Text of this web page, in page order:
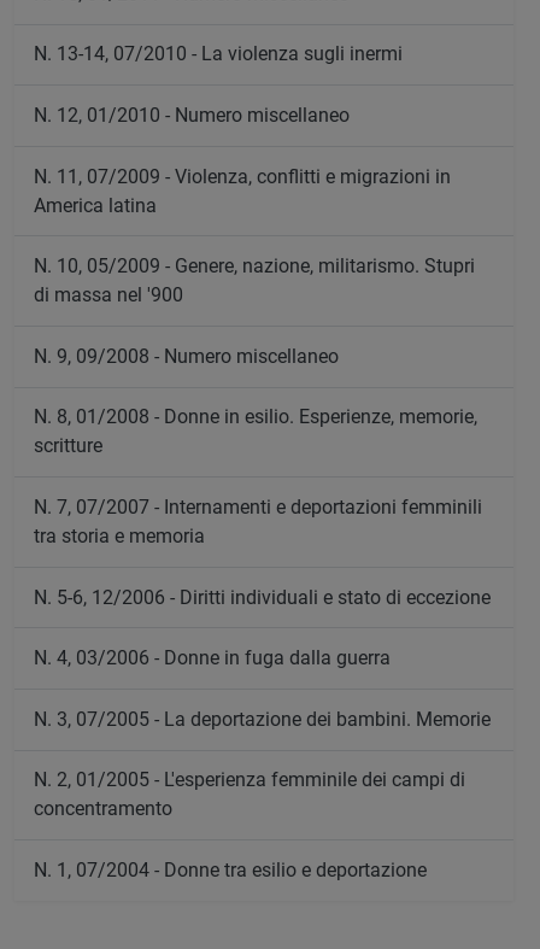
N. 13-14, 07/2010 - La violenza sugli inermi
N. 12, 01/2010 - Numero miscellaneo
N. 11, 07/2009 - Violenza, conflitti e migrazioni in
America latina
N. 10, 05/2009 - Genere, nazione, militarismo. Stupri
di massa nel '900
N. 9, 09/2008 - Numero miscellaneo
N. 8, 01/2008 - Donne in esilio. Esperienze, memorie,
scritture
N. 7, 07/2007 - Internamenti e deportazioni femminili
tra storia e memoria
N. 5-6, 12/2006 - Diritti individuali e stato di eccezione
N. 4, 03/2006 - Donne in fuga dalla guerra
N. 3, 07/2005 - La deportazione dei bambini. Memorie
N. 2, 01/2005 - L'esperienza femminile dei campi di
concentramento
N. 1, 07/2004 - Donne tra esilio e deportazione